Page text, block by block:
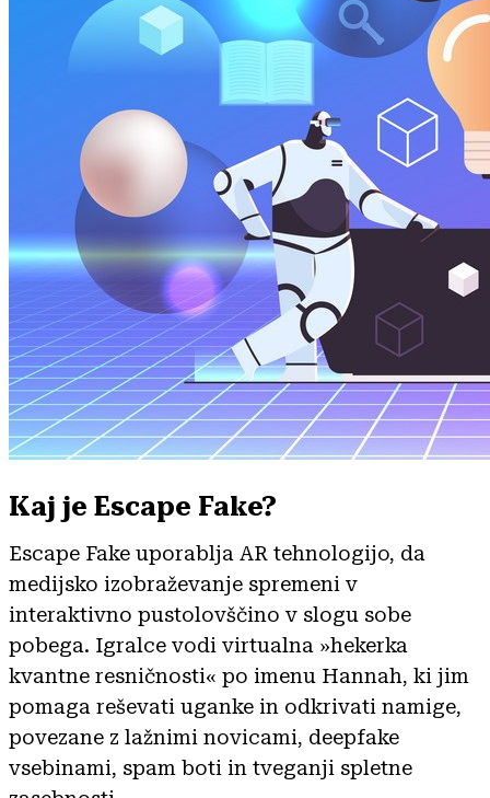
Kaj je Escape Fake?
Escape Fake uporablja AR tehnologijo, da
medijsko izobraževanje spremeni v
interaktivno pustolovščino v slogu sobe
pobega. Igralce vodi virtualna »hekerka
kvantne resničnosti« po imenu Hannah, ki jim
pomaga reševati uganke in odkrivati namige,
povezane z lažnimi novicami, deepfake
vsebinami, spam boti in tveganji spletne